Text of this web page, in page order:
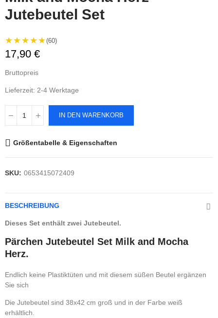
Jutebeutel Set
★★★★★(60)
17,90 €
Bruttopreis
Lieferzeit: 2-4 Werktage
IN DEN WARENKORB
Größentabelle & Eigenschaften
SKU: 0653415072409
BESCHREIBUNG
Dieses Set enthält zwei Jutebeutel.
Pärchen Jutebeutel Set Milk and Mocha
Herz.
Endlich keine Plastiktüten und mit diesem süßen Beutel ergänzen
Sie sich
Die Jutebeutel sind 38x42 cm groß und in der Farbe weiß
erhältlich.